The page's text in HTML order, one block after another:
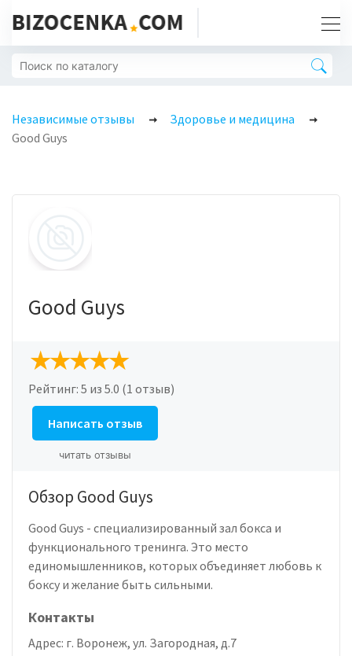
Независимые отзывы
Здоровье и медицина
Good Guys
Good Guys
Рейтинг: 5 из 5.0 (1 отзыв)
Написать отзыв
читать отзывы
Обзор Good Guys
Good Guys - специализированный зал бокса и
функционального тренинга. Это место
единомышленников, которых объединяет любовь к
боксу и желание быть сильными.
Контакты
Адрес: г. Воронеж, ул. Загородная, д.7